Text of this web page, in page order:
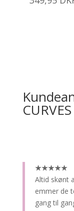
CURVES
★★★★★
Altid skønt
emmer de
gang til